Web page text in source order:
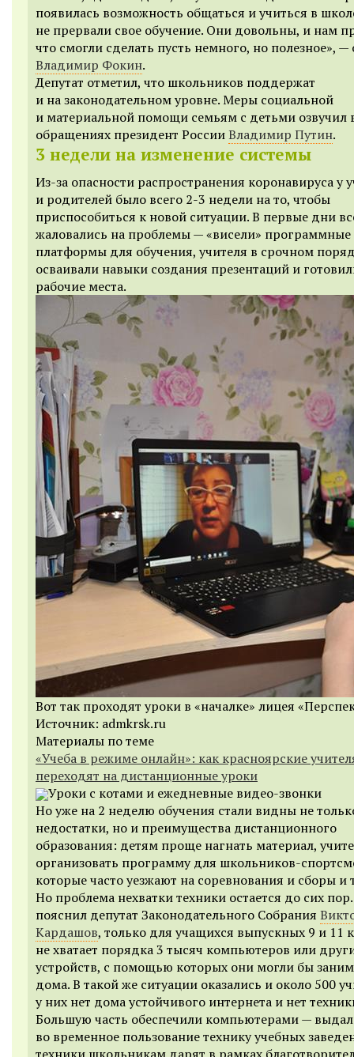
появилась возможность общаться и учиться в
не прервали свое обучение. Они довольны, и нам
что смогли сделать пусть немного, но полезное», —
Владимир Фокин.
Депутат отметил, что школьников поддержат
и на законодательном уровне. Меры социальной
и материальной помощи семьям с детьми озвучил
обращениях президент РоссииВладимир Путин.
3 недели на изменение системы
Из-за опасности распространения коронавируса у
и родителей было всего 2-3 недели на то, чтобы
приспособиться к новой ситуации. В первые дни
жаловались на проблемы — «висели» программные
платформы для обучения, учителя в срочном
осваивали навыки создания презентаций и
рабочие места.
Вот так проходят уроки в «началке» лицея
Источник: admkrsk.ru
Материалы по теме
«Учеба в режиме онлайн»: как красноярские
переходят на дистанционные уроки
Уроки с котами и ежедневные видео-звонки
Но уже на 2 неделю обучения стали видны не
недостатки, но и преимущества дистанционного
образования: детям проще нагнать материал,
организовать программу для школьников-
которые часто уезжают на соревнования и сборы и
Но проблема нехватки техники остается до сих
пояснил депутат Законодательного Собрания
Кардашов, только для учащихся выпускных 9 и 11
не хватает порядка 3 тысяч компьютеров или
устройств, с помощью которых они могли бы
дома. В такой же ситуации оказались и около 500
у них нет дома устойчивого интернета и нет
Большую часть обеспечили компьютерами —
во временное пользование технику учебных